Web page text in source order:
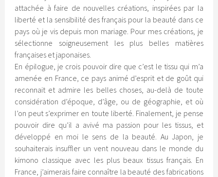
attachée à faire de nouvelles créations, inspirées par la
liberté et la sensibilité des français pour la beauté dans ce
pays où je vis depuis mon mariage. Pour mes créations, je
sélectionne soigneusement les plus belles matières
françaises et japonaises.
En épilogue, je crois pouvoir dire que c’est le tissu qui m’a
amenée en France, ce pays animé d’esprit et de goût qui
reconnait et admire les belles choses, au-delà de toute
considération d’époque, d’âge, ou de géographie, et où
l’on peut s’exprimer en toute liberté. Finalement, je pense
pouvoir dire qu’il a avivé ma passion pour les tissus, et
développé en moi le sens de la beauté. Au Japon, je
souhaiterais insuffler un vent nouveau dans le monde du
kimono classique avec les plus beaux tissus français. En
France, j’aimerais faire connaître la beauté des fabrications